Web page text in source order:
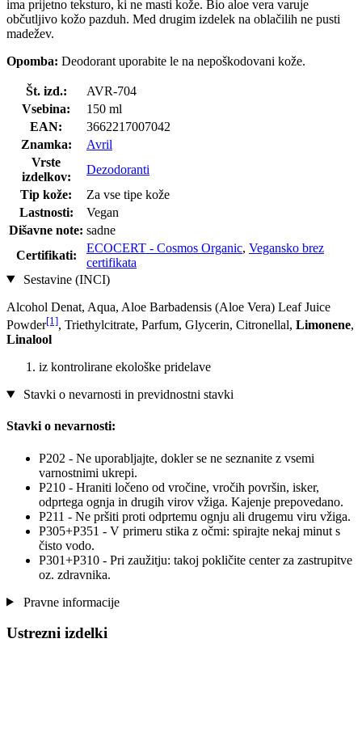
ima prijetno teksturo, ki ne masti kože. Bio aloe vera varuje
občutljivo kožo pazduh. Med drugim izdelek na oblačilih ne pusti
madežev.
Opomba: Deodorant uporabite le na nepoškodovani kože.
Št. izd.:
AVR-704
Vsebina:
150 ml
EAN:
3662217007042
Znamka:
Avril
Vrste
izdelkov:
Dezodoranti
Tip kože:
Za vse tipe kože
Lastnosti:
Vegan
Dišavne note: sadne
Certifikati:
ECOCERT - Cosmos Organic, Vegansko brez
certifikata
Sestavine (INCI)
Alcohol Denat, Aqua, Aloe Barbadensis (Aloe Vera) Leaf Juice
Powder[1], Triethylcitrate, Parfum, Glycerin, Citronellal, Limonene,
Linalool
iz kontrolirane ekološke pridelave
Stavki o nevarnosti in previdnostni stavki
Stavki o nevarnosti:
P202 - Ne uporabljajte, dokler se ne seznanite z vsemi
varnostnimi ukrepi.
P210 - Hraniti ločeno od vročine, vročih površin, isker,
odprtega ognja in drugih virov vžiga. Kajenje prepovedano.
P211 - Ne pršiti proti odprtemu ognju ali drugemu viru vžiga.
P305+P351 - V primeru stika z očmi: spirajte nekaj minut s
čisto vodo.
P301+P310 - Pri zaužitju: takoj pokličite center za zastrupitve
oz. zdravnika.
Pravne informacije
Ustrezni izdelki